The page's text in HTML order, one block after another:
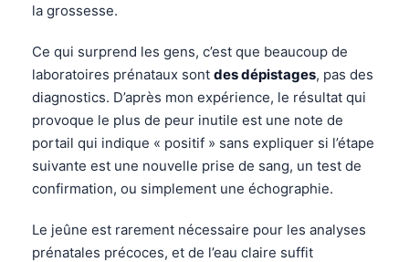
la grossesse.
Ce qui surprend les gens, c’est que beaucoup de
laboratoires prénataux sont des dépistages, pas des
diagnostics. D’après mon expérience, le résultat qui
provoque le plus de peur inutile est une note de
portail qui indique « positif » sans expliquer si l’étape
suivante est une nouvelle prise de sang, un test de
confirmation, ou simplement une échographie.
Le jeûne est rarement nécessaire pour les analyses
prénatales précoces, et de l’eau claire suffit